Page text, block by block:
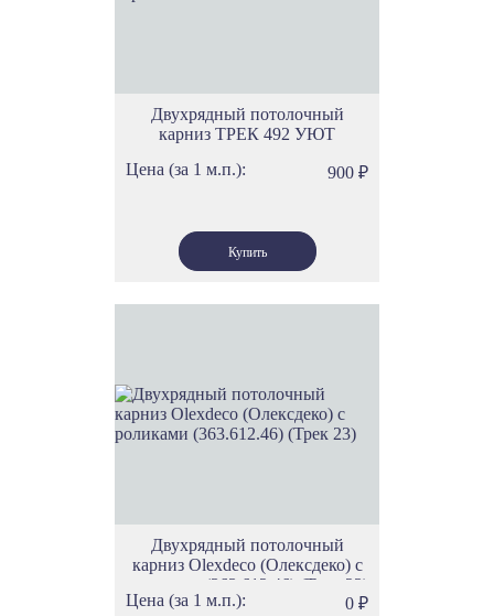
Двухрядный потолочный
карниз ТРЕК 492 УЮТ
Цена (за 1 м.п.):
900 ₽
Двухрядный потолочный
карниз Olexdeco (Олексдеко) c
роликами (363.612.46) (Трек 23)
Цена (за 1 м.п.):
0 ₽